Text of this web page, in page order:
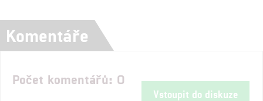
Komentáře
Počet komentářů: 0
Vstoupit do diskuze